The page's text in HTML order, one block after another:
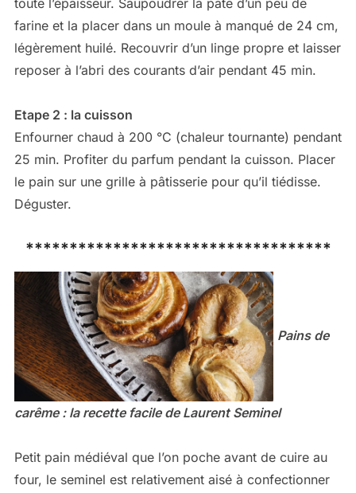
toute l’épaisseur. Saupoudrer la pâte d’un peu de
farine et la placer dans un moule à manqué de 24 cm,
légèrement huilé. Recouvrir d’un linge propre et laisser
reposer à l’abri des courants d’air pendant 45 min.
Etape 2 : la cuisson
Enfourner chaud à 200 °C (chaleur tournante) pendant
25 min. Profiter du parfum pendant la cuisson. Placer
le pain sur une grille à pâtisserie pour qu’il tiédisse.
Déguster.
***********************************
Pains de
carême : la recette facile de Laurent Seminel
Petit pain médiéval que l’on poche avant de cuire au
four, le seminel est relativement aisé à confectionner